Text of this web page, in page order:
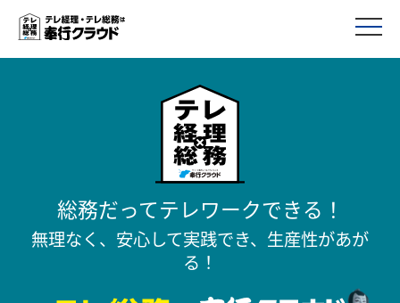
総務だってテレワークできる！
無理なく、安心して実践でき、生産性があが
る！